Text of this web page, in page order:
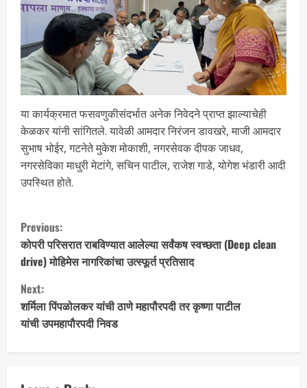
या कार्यक्रमात फसवणुकीसंदर्भात अनेक निवेदने प्राप्त झाल्याचेही
केळकर यांनी सांगितले. यावेळी आमदार निरंजन डावखरे, माजी आमदार
सुभाष भोईर, गटनेते मुकेश मोकाशी, नगरसेवक दीपक जाधव,
नगरसेविका माधुरी मेटांगे, सचिन पाटील, राजेश गाडे, योगेश भंडारी आदी
उपस्थित होते.
Previous:
कोपरी परिसरात राबविण्यात आलेल्या सर्वंकष स्वच्छता (Deep clean
drive) मोहिमेस नागरिकांचा उत्स्फूर्त प्रतिसाद
Next:
शर्मिला पिंपळोलकर यांची ठाणे महापौरपदी तर कृष्णा पाटील
यांची उपमहापौरपदी निवड